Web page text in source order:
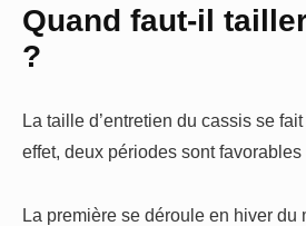
Quand faut-il
?
La taille d’entretien du cassis se
effet, deux périodes sont
La première se déroule en hiver du